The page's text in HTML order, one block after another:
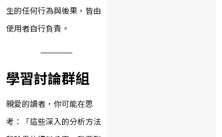
生的任何行為與後果，皆由
使用者自行負責。
學習討論群組
親愛的讀者，你可能在思
考：「這些深入的分析方法